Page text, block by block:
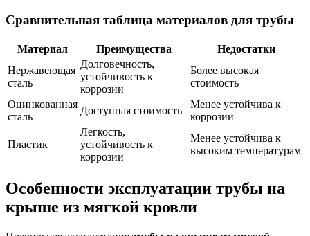
Сравнительная таблица материалов для трубы
Материал Преимущества
Недостатки
Нержавеющая
сталь
Долговечность,
устойчивость к
коррозии
Более высокая
стоимость
Оцинкованная
сталь
Доступная стоимость
Менее устойчива к
коррозии
Пластик
Легкость,
устойчивость к
коррозии
Менее устойчива к
высоким температурам
Особенности эксплуатации трубы на
крыше из мягкой кровли